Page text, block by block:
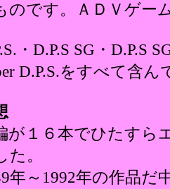
のです。ＡＤＶゲー
・D.P.S SG・D.P.S
D.P.S.をすべて含ん
が１６本でひたすら
た。
年～1992年の作品だ